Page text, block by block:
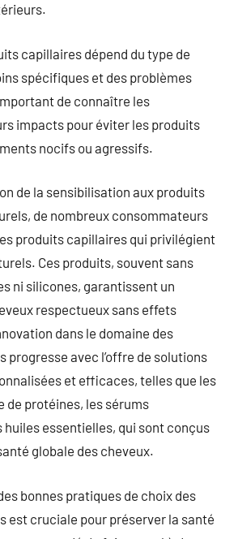
capillaires dépend du type de
spécifiques et des problèmes
de connaître les
impacts pour éviter les produits
nocifs ou agressifs.
de la sensibilisation aux produits
de nombreux consommateurs
produits capillaires qui privilégient
Ces produits, souvent sans
ni silicones, garantissent un
respectueux sans effets
dans le domaine des
progresse avec l’offre de solutions
et efficaces, telles que les
de protéines, les sérums
huiles essentielles, qui sont conçus
globale des cheveux.
bonnes pratiques de choix des
est cruciale pour préserver la santé